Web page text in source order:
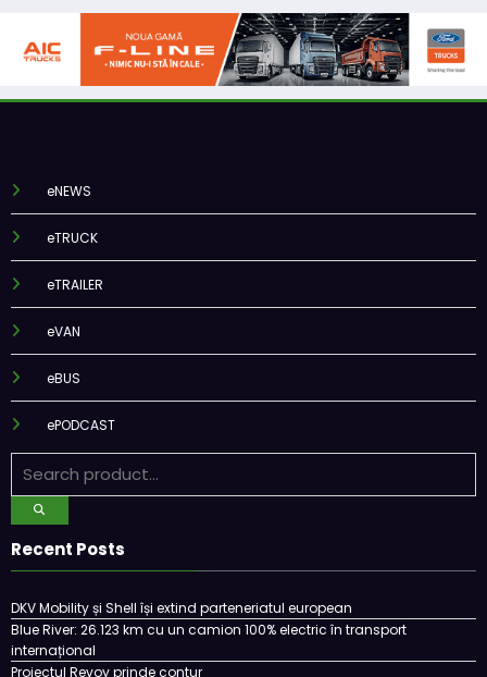
eNEWS
eTRUCK
eTRAILER
eVAN
eBUS
ePODCAST
Recent Posts
DKV Mobility și Shell își extind parteneriatul european
Blue River: 26.123 km cu un camion 100% electric în transport
internațional
Proiectul Revoy prinde contur